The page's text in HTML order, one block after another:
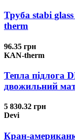
Труба stabi
therm
96.35 грн
KAN-therm
Тепла підлога
двожильний
5 830.32 грн
Devi
Кран-